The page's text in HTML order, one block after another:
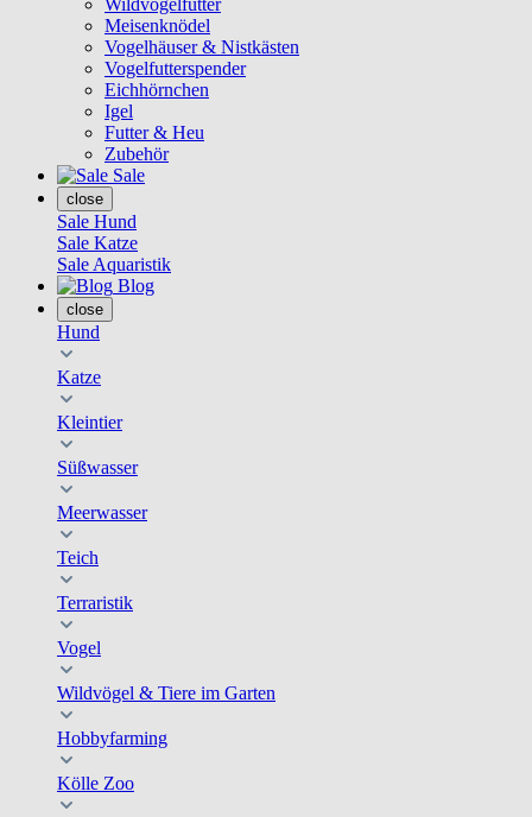
Wildvogelfutter
Meisenknödel
Vogelhäuser & Nistkästen
Vogelfutterspender
Eichhörnchen
Igel
Futter & Heu
Zubehör
Sale
close
Sale Hund
Sale Katze
Sale Aquaristik
Blog
close
Hund
Katze
Kleintier
Süßwasser
Meerwasser
Teich
Terraristik
Vogel
Wildvögel & Tiere im Garten
Hobbyfarming
Kölle Zoo